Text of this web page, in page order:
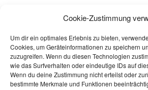
Cookie-Zustimmung
Um dir ein optimales Erlebnis zu bieten,
Cookies, um Geräteinformationen zu speichern
zuzugreifen. Wenn du diesen Technologien
wie das Surfverhalten oder eindeutige IDs auf
Wenn du deine Zustimmung nicht erteilst oder
bestimmte Merkmale und Funktionen